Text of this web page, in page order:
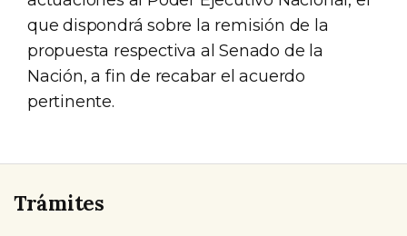
que dispondrá sobre la remisión de la
propuesta respectiva al Senado de la
Nación, a fin de recabar el acuerdo
pertinente.
Trámites